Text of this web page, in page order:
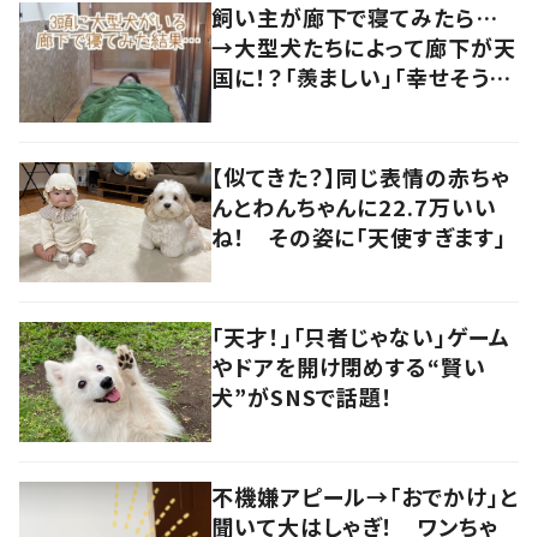
飼い主が廊下で寝てみたら…
→大型犬たちによって廊下が天
国に！？「羨ましい」「幸せそう」
【似てきた？】同じ表情の赤ちゃ
んとわんちゃんに22.7万いい
ね！ その姿に「天使すぎます」
「天才！」「只者じゃない」ゲーム
やドアを開け閉めする“賢い
犬”がSNSで話題！
不機嫌アピール→「おでかけ」と
聞いて大はしゃぎ！ ワンちゃ